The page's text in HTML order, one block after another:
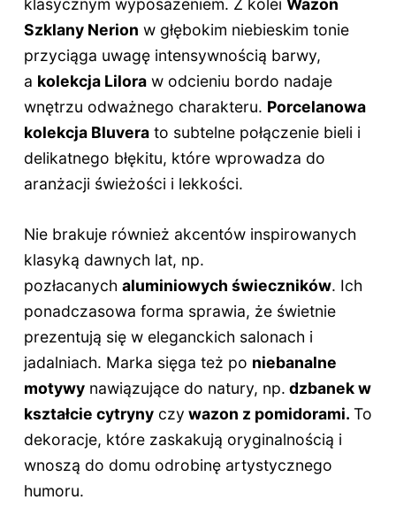
klasycznym wyposażeniem. Z kolei Wazon
Szklany Nerion w głębokim niebieskim tonie
przyciąga uwagę intensywnością barwy,
a kolekcja Liloraw odcieniu bordo nadaje
wnętrzu odważnego charakteru. Porcelanowa
kolekcja Bluverato subtelne połączenie bieli i
delikatnego błękitu, które wprowadza do
aranżacji świeżości i lekkości.
Nie brakuje również akcentów inspirowanych
klasyką dawnych lat, np.
pozłacanych aluminiowych świeczników. Ich
ponadczasowa forma sprawia, że świetnie
prezentują się w eleganckich salonach i
jadalniach. Marka sięga też po niebanalne
motywynawiązujące do natury, np. dzbanek w
kształcie cytrynyczy wazon z pomidorami. To
dekoracje, które zaskakują oryginalnością i
wnoszą do domu odrobinę artystycznego
humoru.